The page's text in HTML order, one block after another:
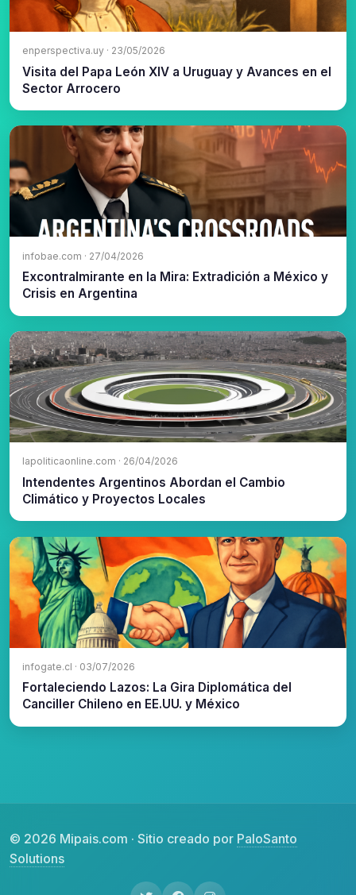
enperspectiva.uy · 23/05/2026
Visita del Papa León XIV a Uruguay y Avances en el
Sector Arrocero
infobae.com · 27/04/2026
Excontralmirante en la Mira: Extradición a México y
Crisis en Argentina
lapoliticaonline.com · 26/04/2026
Intendentes Argentinos Abordan el Cambio
Climático y Proyectos Locales
infogate.cl · 03/07/2026
Fortaleciendo Lazos: La Gira Diplomática del
Canciller Chileno en EE.UU. y México
© 2026 Mipais.com · Sitio creado por PaloSanto
Solutions